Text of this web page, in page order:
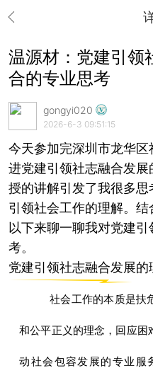
温源材：党建引领
合的专业思考
gongyi020
2026-6-3 09:51:15
今天参加完深圳市龙华区
进党建引领社志融合发展
授的讲解引发了我很多
引领社会工作的理解。结
以下来聊一聊我对党建
考。
党建引领社志融合发展的
社会工作的本质是扶
和公平正义的理念，回应困
动社会包容发展的专业服